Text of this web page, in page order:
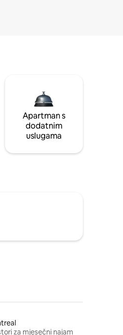
Apartman s
dodatnim
uslugama
za mjesečni najam